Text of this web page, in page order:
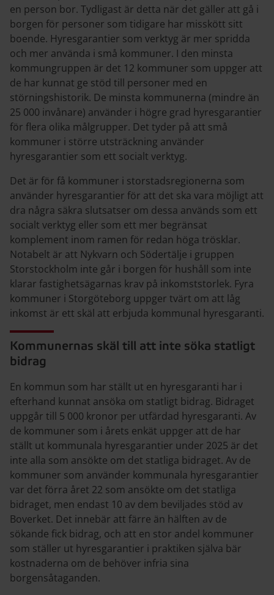
en person bor. Tydligast är detta när det gäller att gå i
borgen för personer som tidigare har misskött sitt
boende. Hyresgarantier som verktyg är mer spridda
och mer använda i små kommuner. I den minsta
kommungruppen är det 12 kommuner som uppger att
de har kunnat ge stöd till personer med en
störningshistorik. De minsta kommunerna (mindre än
25 000 invånare) använder i högre grad hyresgarantier
för flera olika målgrupper. Det tyder på att små
kommuner i större utsträckning använder
hyresgarantier som ett socialt verktyg.
Det är för få kommuner i storstadsregionerna som
använder hyresgarantier för att det ska vara möjligt att
dra några säkra slutsatser om dessa används som ett
socialt verktyg eller som ett mer begränsat
komplement inom ramen för redan höga trösklar.
Notabelt är att Nykvarn och Södertälje i gruppen
Storstockholm inte går i borgen för hushåll som inte
klarar fastighetsägarnas krav på inkomststorlek. Fyra
kommuner i Storgöteborg uppger tvärt om att låg
inkomst är ett skäl att erbjuda kommunal hyresgaranti.
Kommunernas skäl till att inte söka statligt
bidrag
En kommun som har ställt ut en hyresgaranti har i
efterhand kunnat ansöka om statligt bidrag. Bidraget
uppgår till 5 000 kronor per utfärdad hyresgaranti. Av
de kommuner som i årets enkät uppger att de har
ställt ut kommunala hyresgarantier under 2025 är det
inte alla som ansökte om det statliga bidraget. Av de
kommuner som använder kommunala hyresgarantier
var det förra året 22 som ansökte om det statliga
bidraget, men endast 10 av dem beviljades stöd av
Boverket. Det innebär att färre än hälften av de
sökande fick bidrag, och att en stor andel kommuner
som ställer ut hyresgarantier i praktiken själva bär
kostnaderna om de behöver infria sina
borgensåtaganden.